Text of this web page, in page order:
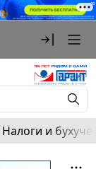
Налоги и